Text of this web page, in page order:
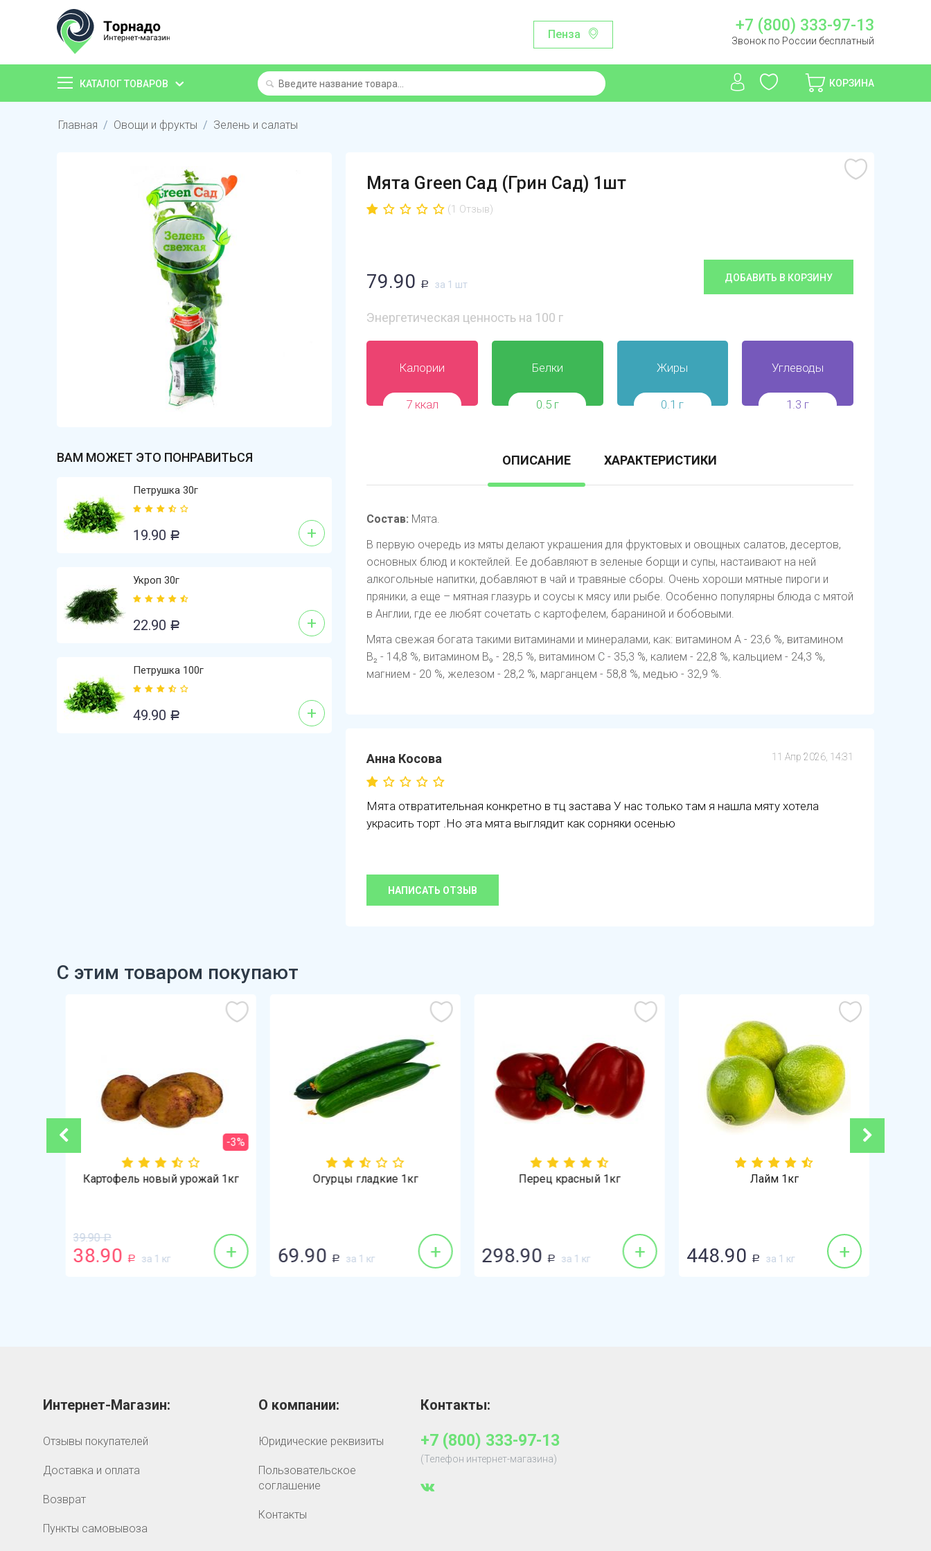
Пенза +7 (800) 333-97-13
Звонок по России бесплатный
КАТАЛОГ ТОВАРОВ КОРЗИНА
Главная / Овощи и фрукты / Зелень и салаты
ВАМ МОЖЕТ ЭТО ПОНРАВИТЬСЯ
Петрушка 30г
19.90 Р +
Укроп 30г
22.90 Р +
Петрушка 100г
49.90 Р +
Мята Green Сад (Грин Сад) 1шт
(1 Отзыв)
79.90 Р за 1 шт
ДОБАВИТЬ В КОРЗИНУ
Энергетическая ценность на 100 г
Калории
7 ккал
Белки
0.5 г
Жиры
0.1 г
Углеводы
1.3 г
ОПИСАНИЕ ХАРАКТЕРИСТИКИ
Состав: Мята.
В первую очередь из мяты делают украшения для фруктовых и овощных салатов, десертов,
основных блюд и коктейлей. Ее добавляют в зеленые борщи и супы, настаивают на ней
алкогольные напитки, добавляют в чай и травяные сборы. Очень хороши мятные пироги и
пряники, а еще – мятная глазурь и соусы к мясу или рыбе. Особенно популярны блюда с мятой
в Англии, где ее любят сочетать с картофелем, бараниной и бобовыми.
Мята свежая богата такими витаминами и минералами, как: витамином А - 23,6 %, витамином
B₂ - 14,8 %, витамином B₉ - 28,5 %, витамином C - 35,3 %, калием - 22,8 %, кальцием - 24,3 %,
магнием - 20 %, железом - 28,2 %, марганцем - 58,8 %, медью - 32,9 %.
Анна Косова 11 Апр 2026, 14:31
Мята отвратительная конкретно в тц застава У нас только там я нашла мяту хотела
украсить торт .Но эта мята выглядит как сорняки осенью
НАПИСАТЬ ОТЗЫВ
С этим товаром покупают
-3%
Картофель новый урожай 1кг
39.90 Р
38.90 Р за 1 кг +
Огурцы гладкие 1кг
69.90 Р за 1 кг +
Перец красный 1кг
298.90 Р за 1 кг +
Лайм 1кг
448.90 Р за 1 кг +
Интернет-Магазин:
Отзывы покупателей
Доставка и оплата
Возврат
Пункты самовывоза
О компании:
Юридические реквизиты
Пользовательское
соглашение
Контакты
Контакты:
+7 (800) 333-97-13
(Телефон интернет-магазина)